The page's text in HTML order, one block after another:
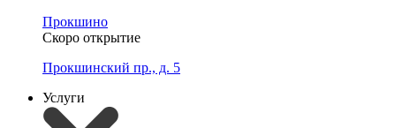
Прокшино
Скоро открытие
Прокшинский пр., д. 5
Услуги